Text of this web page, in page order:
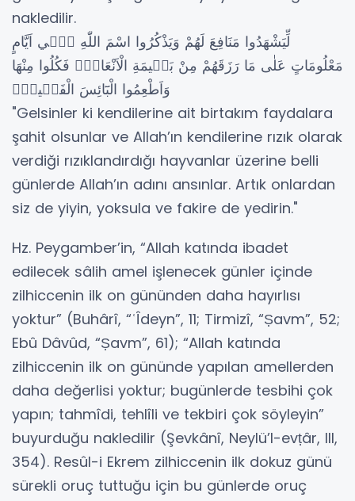
nakledilir.
لِّيَشْهَدُوا مَنَافِعَ لَهُمْ وَيَذْكُرُوا اسْمَ اللّٰهِ ف۪ٓي اَيَّامٍ
مَعْلُومَاتٍ عَلٰى مَا رَزَقَهُمْ مِنْ بَه۪يمَةِ الْاَنْعَامِۚ فَكُلُوا مِنْهَا
وَاَطْعِمُوا الْبَٓائِسَ الْفَق۪يرَۜ
​"Gelsinler ki kendilerine ait birtakım faydalara
şahit olsunlar ve Allah’ın kendilerine rızık olarak
verdiği rızıklandırdığı hayvanlar üzerine belli
günlerde Allah’ın adını ansınlar. Artık onlardan
siz de yiyin, yoksula ve fakire de yedirin."
Hz. Peygamber’in, “Allah katında ibadet
edilecek sâlih amel işlenecek günler içinde
zilhiccenin ilk on gününden daha hayırlısı
yoktur” (Buhârî, “ʿÎdeyn”, 11; Tirmizî, “Ṣavm”, 52;
Ebû Dâvûd, “Ṣavm”, 61); “Allah katında
zilhiccenin ilk on gününde yapılan amellerden
daha değerlisi yoktur; bugünlerde tesbihi çok
yapın; tahmîdi, tehlîli ve tekbiri çok söyleyin”
buyurduğu nakledilir (Şevkânî, Neylü’l-evṭâr, III,
354). Resûl-i Ekrem zilhiccenin ilk dokuz günü
sürekli oruç tuttuğu için bu günlerde oruç